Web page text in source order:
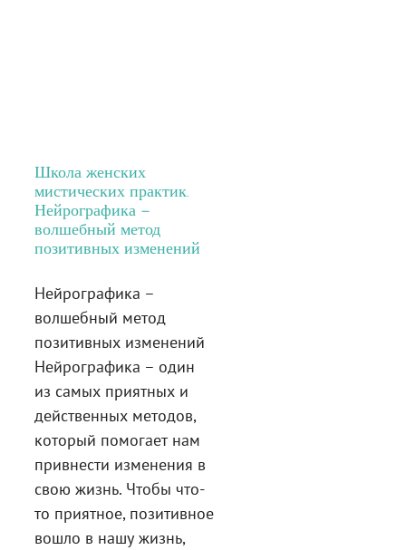
Школа женских
мистических практик.
Нейрографика –
волшебный метод
позитивных изменений
Нейрографика –
волшебный метод
позитивных изменений
Нейрографика – один
из самых приятных и
действенных методов,
который помогает нам
привнести изменения в
свою жизнь. Чтобы что-
то приятное, позитивное
вошло в нашу жизнь,